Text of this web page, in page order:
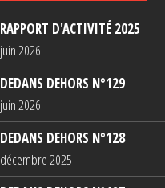
RAPPORT D'ACTIVITÉ 2025
juin 2026
DEDANS DEHORS N°129
juin 2026
DEDANS DEHORS N°128
décembre 2025